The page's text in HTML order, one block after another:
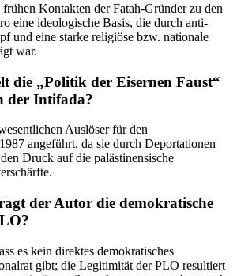
Kontakten der Fatah-Gründer zu den
eine ideologische Basis, die durch anti-
und eine starke religiöse bzw. nationale
war.
die „Politik der Eisernen Faust“
der Intifada?
Auslöser für den
angeführt, da sie durch Deportationen
Druck auf die palästinensische
der Autor die demokratische
es kein direktes demokratisches
gibt; die Legitimität der PLO resultiert